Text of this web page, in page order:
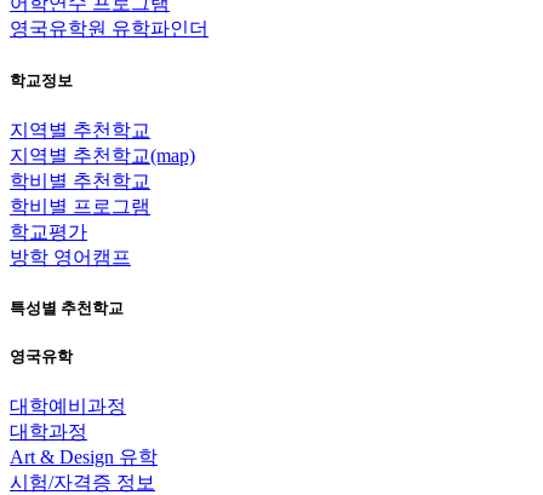
영국유학원 유학파인더
학교정보
지역별 추천학교
지역별 추천학교(map)
학비별 추천학교
학비별 프로그램
학교평가
방학 영어캠프
특성별 추천학교
영국유학
대학예비과정
대학과정
Art & Design 유학
시험/자격증 정보